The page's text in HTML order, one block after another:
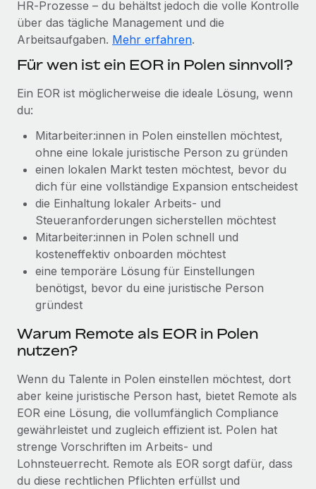
Geräten
Gründung von Niederlassungen
Niederlassungen
Mobilität und Relocation
Mühelose Relocation von Mitarbeiter:innen
Benefits
Mühelose Verwaltung von Benefits
Revolution des Enterprise Contractor
globalen Content-Agentur mit Remote
Auf einen Blick Erfahre mehr über die unglaubliche
Mehr erfahren
Contractor Management
Neues zu Remote-Produkten: Integration mit
Gusto und Zero und Contractor Management
Plus
Auch im neuen Jahr wollen wir bei Remote Unternehmen
aller Größen dabei unterstützen, die beste...
Mehr erfahren
Wie Phiture 55 Mitarbeiter:innen in 19 Ländern
mit Remote verwaltet
Phiture ist der unumstrittene Marktführer im Bereich der
Wachstumsberatung für mobile Apps. Das...
Mehr erfahren
HR‑Prozesse – du behältst jedoch die volle Kontrolle
über das tägliche Management und die
Arbeitsaufgaben. Mehr erfahren.
Für wen ist ein EOR in Polen sinnvoll?
Ein EOR ist möglicherweise die ideale Lösung, wenn
du:
Mitarbeiter:innen in Polen einstellen möchtest,
ohne eine lokale juristische Person zu gründen
einen lokalen Markt testen möchtest, bevor du
dich für eine vollständige Expansion entscheidest
die Einhaltung lokaler Arbeits- und
Steueranforderungen sicherstellen möchtest
Mitarbeiter:innen in Polen schnell und
kosteneffektiv onboarden möchtest
eine temporäre Lösung für Einstellungen
benötigst, bevor du eine juristische Person
gründest
Warum Remote als EOR in Polen
nutzen?
Wenn du Talente in Polen einstellen möchtest, dort
aber keine juristische Person hast, bietet Remote als
EOR eine Lösung, die vollumfänglich Compliance
gewährleistet und zugleich effizient ist. Polen hat
strenge Vorschriften im Arbeits- und
Lohnsteuerrecht. Remote als EOR sorgt dafür, dass
du diese rechtlichen Pflichten erfüllst und